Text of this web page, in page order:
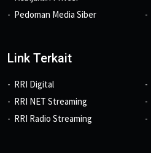
Pedoman Media Siber
Link Terkait
RRI Digital
RRI NET Streaming
RRI Radio Streaming